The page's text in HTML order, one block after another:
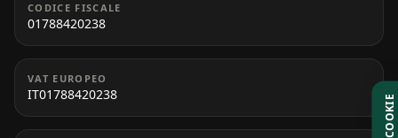
CODICE FISCALE
01788420238
VAT EUROPEO
IT01788420238 COOKIE